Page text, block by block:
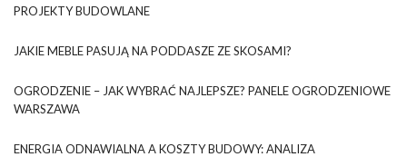
PROJEKTY BUDOWLANE
JAKIE MEBLE PASUJĄ NA PODDASZE ZE SKOSAMI?
OGRODZENIE – JAK WYBRAĆ NAJLEPSZE? PANELE OGRODZENIOWE
WARSZAWA
ENERGIA ODNAWIALNA A KOSZTY BUDOWY: ANALIZA